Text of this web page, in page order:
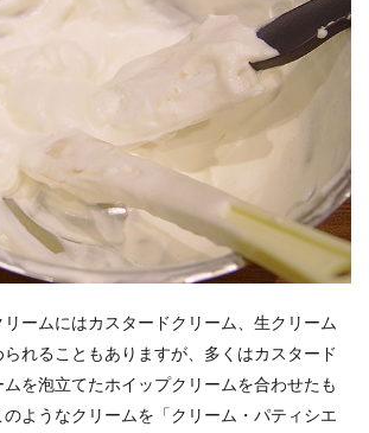
ームにはカスタードクリーム、生クリーム
れることもありますが、多くはカスタード
を泡立てたホイップクリームを合わせたも
ようなクリームを「クリーム・パティシエ